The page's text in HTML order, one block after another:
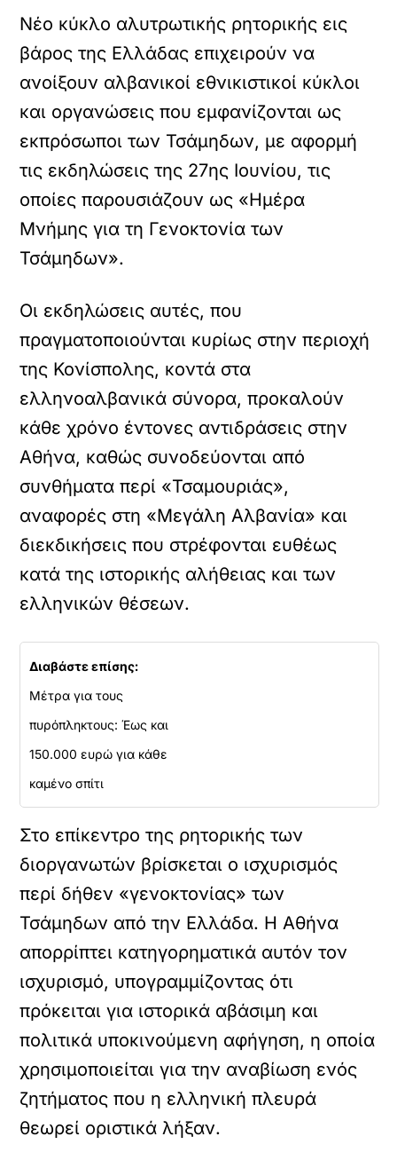
Νέο κύκλο αλυτρωτικής ρητορικής εις
βάρος της Ελλάδας επιχειρούν να
ανοίξουν αλβανικοί εθνικιστικοί κύκλοι
και οργανώσεις που εμφανίζονται ως
εκπρόσωποι των Τσάμηδων, με αφορμή
τις εκδηλώσεις της 27ης Ιουνίου, τις
οποίες παρουσιάζουν ως «Ημέρα
Μνήμης για τη Γενοκτονία των
Τσάμηδων».
Οι εκδηλώσεις αυτές, που
πραγματοποιούνται κυρίως στην περιοχή
της Κονίσπολης, κοντά στα
ελληνοαλβανικά σύνορα, προκαλούν
κάθε χρόνο έντονες αντιδράσεις στην
Αθήνα, καθώς συνοδεύονται από
συνθήματα περί «Τσαμουριάς»,
αναφορές στη «Μεγάλη Αλβανία» και
διεκδικήσεις που στρέφονται ευθέως
κατά της ιστορικής αλήθειας και των
ελληνικών θέσεων.
Διαβάστε επίσης:
Μέτρα για τους
πυρόπληκτους: Έως και
150.000 ευρώ για κάθε
καμένο σπίτι
Στο επίκεντρο της ρητορικής των
διοργανωτών βρίσκεται ο ισχυρισμός
περί δήθεν «γενοκτονίας» των
Τσάμηδων από την Ελλάδα. Η Αθήνα
απορρίπτει κατηγορηματικά αυτόν τον
ισχυρισμό, υπογραμμίζοντας ότι
πρόκειται για ιστορικά αβάσιμη και
πολιτικά υποκινούμενη αφήγηση, η οποία
χρησιμοποιείται για την αναβίωση ενός
ζητήματος που η ελληνική πλευρά
θεωρεί οριστικά λήξαν.